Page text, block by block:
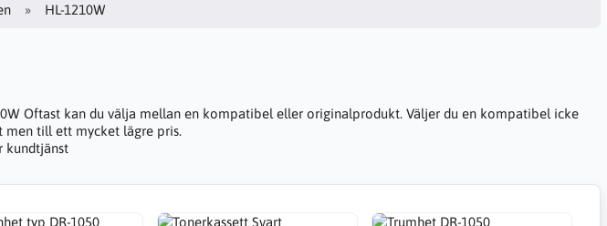
HL-1210W
Oftast kan du välja mellan en kompatibel eller originalprodukt. Väljer du en kompatibel icke
till ett mycket lägre pris.
kundtjänst